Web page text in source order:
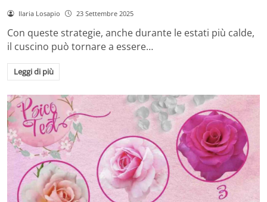
Ilaria Losapio 23 Settembre 2025
Con queste strategie, anche durante le estati più calde,
il cuscino può tornare a essere…
Leggi di più